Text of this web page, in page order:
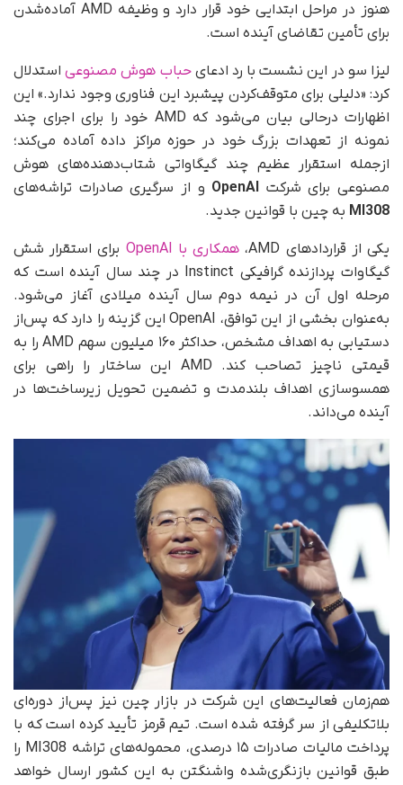
هنوز در مراحل ابتدایی خود قرار دارد و وظیفه AMD آماده‌شدن
برای تأمین تقاضای آینده است.
لیزا سو در این نشست با رد ادعایحباب هوش مصنوعیاستدلال
کرد: «دلیلی برای متوقف‌کردن پیشبرد این فناوری وجود ندارد.» این
اظهارات در‌حالی بیان می‌شود که AMD خود را برای اجرای چند
نمونه از تعهدات بزرگ خود در حوزه مراکز داده آماده می‌کند؛
از‌جمله استقرار عظیم چند گیگاواتی شتاب‌دهنده‌های هوش
مصنوعی برای شرکت OpenAI و از سرگیری صادرات تراشه‌های
MI308 به چین با قوانین جدید.
یکی از قراردادهای AMD، همکاری با OpenAI
برای استقرار شش
گیگاوات پردازنده گرافیکی Instinct در چند سال آینده است که
مرحله اول آن در نیمه دوم سال آینده میلادی آغاز می‌شود.
به‌عنوان بخشی از این توافق، OpenAI این گزینه را دارد که پس‌از
دستیابی به اهداف مشخص، حداکثر ۱۶۰ میلیون سهم AMD را به
قیمتی ناچیز تصاحب کند. AMD این ساختار را راهی برای
همسوسازی اهداف بلندمدت و تضمین تحویل زیرساخت‌ها در
آینده می‌داند.
هم‌زمان فعالیت‌های این شرکت در بازار چین نیز پس‌از دوره‌ای
بلاتکلیفی از سر گرفته شده است. تیم قرمز تأیید کرده است که با
پرداخت مالیات صادرات ۱۵ درصدی، محموله‌های تراشه MI308 را
طبق قوانین بازنگری‌شده واشنگتن به این کشور ارسال خواهد